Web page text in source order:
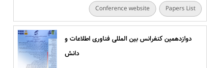
Conference website Papers List
دوازدهمین کنفرانس بین المللی فناوری اطلاعات و
دانش